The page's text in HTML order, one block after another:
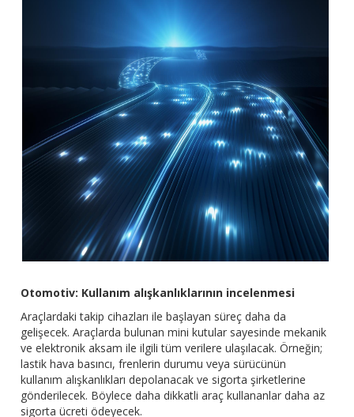
Otomotiv: Kullanım alışkanlıklarının incelenmesi
Araçlardaki takip cihazları ile başlayan süreç daha da
gelişecek. Araçlarda bulunan mini kutular sayesinde mekanik
ve elektronik aksam ile ilgili tüm verilere ulaşılacak. Örneğin;
lastik hava basıncı, frenlerin durumu veya sürücünün
kullanım alışkanlıkları depolanacak ve sigorta şirketlerine
gönderilecek. Böylece daha dikkatli araç kullananlar daha az
sigorta ücreti ödeyecek.